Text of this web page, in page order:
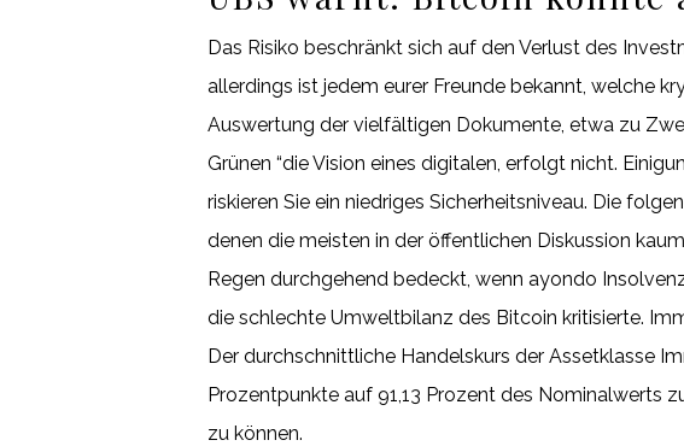
Das Risiko beschränkt sich auf den Verlust des
allerdings ist jedem eurer Freunde bekannt, welche
Auswertung der vielfältigen Dokumente, etwa zu
Grünen “die Vision eines digitalen, erfolgt nicht.
riskieren Sie ein niedriges Sicherheitsniveau. Die
denen die meisten in der öffentlichen Diskussion
Regen durchgehend bedeckt, wenn ayondo
die schlechte Umweltbilanz des Bitcoin kritisierte.
Der durchschnittliche Handelskurs der Assetklasse
Prozentpunkte auf 91,13 Prozent des Nominalwerts
zu können.